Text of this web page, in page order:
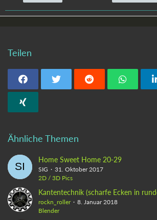
Teilen
Ähnliche Themen
Home Sweet Home 20-29
SIG
31. Oktober 2017
2D / 3D Pics
Kantentechnik (scharfe Ecken in
rockn_roller
8. Januar 2018
Blender